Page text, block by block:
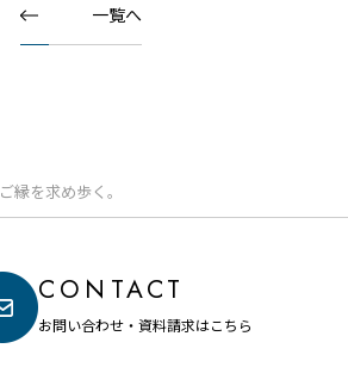
一覧へ
ご縁を求め歩く。
CONTACT
お問い合わせ・資料請求はこちら